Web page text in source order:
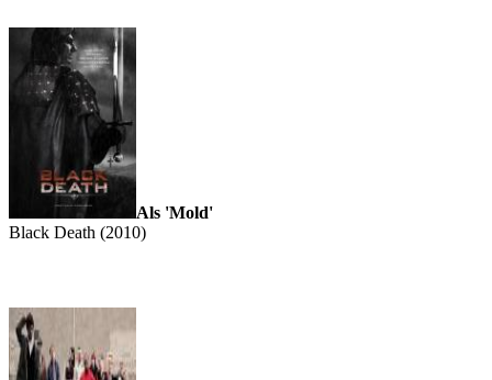
Als 'Mold'
Black Death (2010)